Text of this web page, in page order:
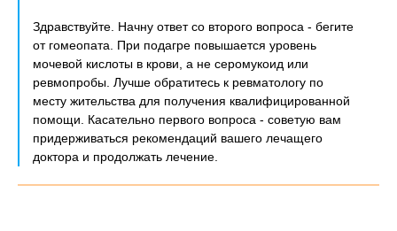
Здравствуйте. Начну ответ со второго вопроса - бегите
от гомеопата. При подагре повышается уровень
мочевой кислоты в крови, а не серомукоид или
ревмопробы. Лучше обратитесь к ревматологу по
месту жительства для получения квалифицированной
помощи. Касательно первого вопроса - советую вам
придерживаться рекомендаций вашего лечащего
доктора и продолжать лечение.